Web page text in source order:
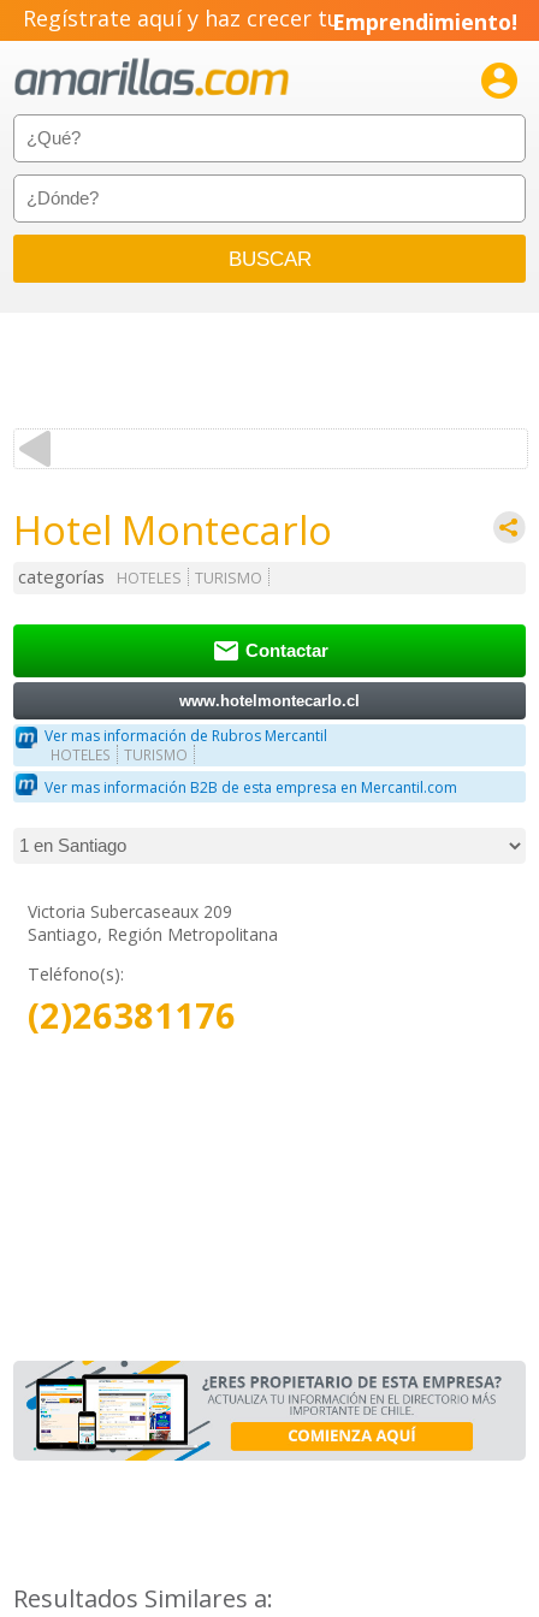
Regístrate aquí y haz crecer tuEmprendimiento!

Hotel Montecarlo
categorías HOTELES TURISMO
 Contactar
www.hotelmontecarlo.cl
Ver mas información de Rubros Mercantil
HOTELES TURISMO
Ver mas información B2B de esta empresa en Mercantil.com
Victoria Subercaseaux 209
Santiago, Región Metropolitana
Teléfono(s):
(2)26381176
Resultados Similares a: